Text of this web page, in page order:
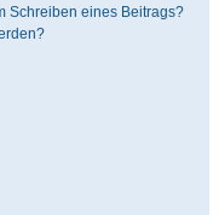
Schreiben eines Beitrags?